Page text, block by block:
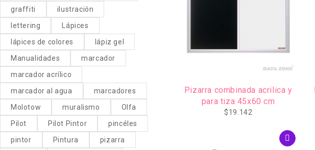
graffiti
ilustración
lettering
Lápices
lápices de colores
lápiz gel
Manualidades
marcador
marcador acrílico
marcador al agua
marcadores
Molotow
muralismo
Olfa
Pilot
Pilot Pintor
pincéles
pintor
Pintura
pizarra
Pizarra combinada acrilica y
para tiza 45x60 cm
$19.142